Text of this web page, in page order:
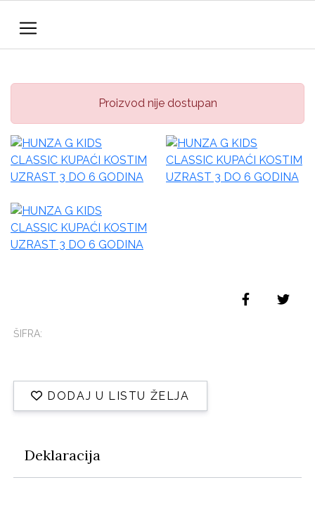
Proizvod nije dostupan
ŠIFRA:
DODAJ U LISTU ŽELJA
Deklaracija